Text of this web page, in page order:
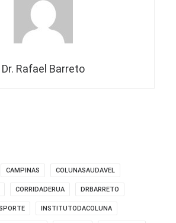
Dr. Rafael Barreto
CAMPINAS COLUNASAUDAVEL
CORRIDADERUA DRBARRETO
INSTITUTODACOLUNA